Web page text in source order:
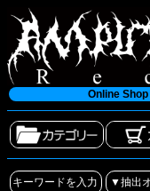
Online Shop